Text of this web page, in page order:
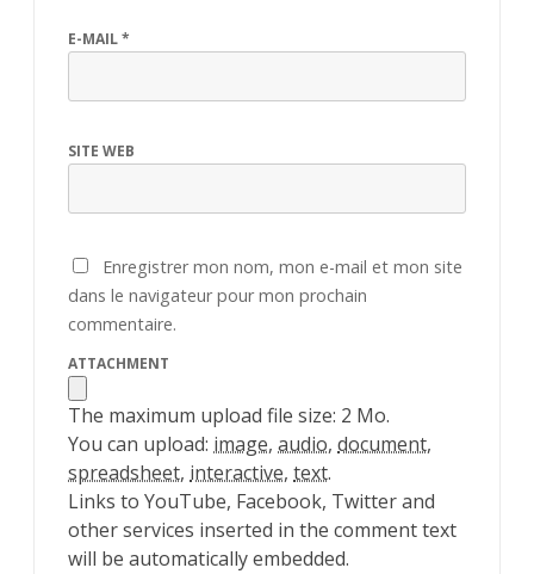
E-MAIL*
SITE WEB
Enregistrer mon nom, mon e-mail et mon site
dans le navigateur pour mon prochain
commentaire.
ATTACHMENT
The maximum upload file size: 2 Mo.
You can upload: image, audio, document,
spreadsheet, interactive, text.
Links to YouTube, Facebook, Twitter and
other services inserted in the comment text
will be automatically embedded.